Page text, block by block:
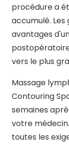
procédure a
accumulé.
avantages
vers le plus
Massage
Contouring
semaines
votre
toutes les